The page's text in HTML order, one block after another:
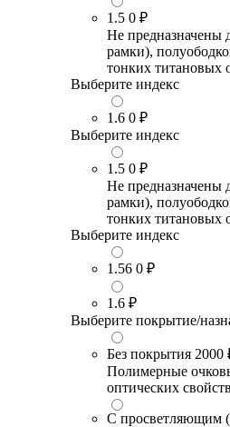
1.5 0 ₽
Не предназначены
рамки),
тонких титановых
Выберите индекс
1.6 0 ₽
Выберите индекс
1.5 0 ₽
Не предназначены
рамки),
тонких титановых
Выберите индекс
1.56 0 ₽
1.6 ₽
Выберите покрытие/
Без покрытия 2000
Полимерные
оптических
С просветляющим